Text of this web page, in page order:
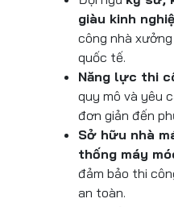
TƯ
DỊCH VỤ
VẤN HOÀN THIỆN PHÁP LÝ
DỊCH VỤ TƯ VẤN
NĂNG LỰC SẢN
NĂNG LỰC SẢN
giàu kinh
công nhà
quốc tế.
Năng lực thi
quy mô và yêu
đơn giản đến
Sở hữu nhà
thống máy
đảm bảo thi
an toàn.